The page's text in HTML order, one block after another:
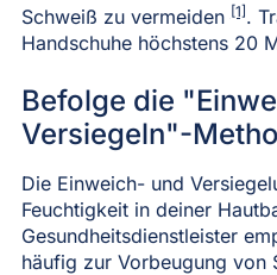
Schweiß zu vermeiden [1] .
Handschuhe höchstens 20
Befolge die
Versiegeln"-
Die Einweich- und
Feuchtigkeit in deiner
Gesundheitsdienstleister
häufig zur Vorbeugung von